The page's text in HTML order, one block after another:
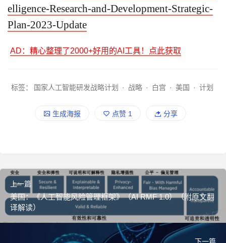
elligence-Research-and-Development-Strategic-
Plan-2023-Update
AD：精心整理了2000+好用的AI工具！点此获取
标签： 国家人工智能研发战略计划 · 战略 · 白宫 · 美国 · 计划
生成海报 点赞 1 分享
上一篇
美国：《人工智能风险管理框架》（AI RMF 1.0）（附原文翻
译解读）
下一篇